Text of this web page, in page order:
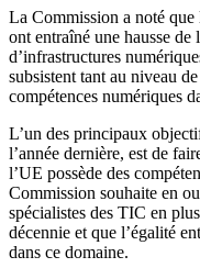
La Commission a noté que
ont entraîné une hausse de
d’infrastructures
subsistent tant au niveau
compétences numériques
L’un des principaux
l’année dernière, est de
l’UE possède des
Commission souhaite en
spécialistes des TIC en
décennie et que l’égalité
dans ce domaine.